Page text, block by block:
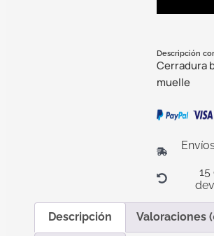
Descripción
Cerradura
muelle
15
Descripción Valoraciones